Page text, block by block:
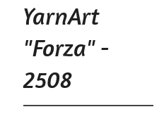
YarnArt
"Forza" -
2508